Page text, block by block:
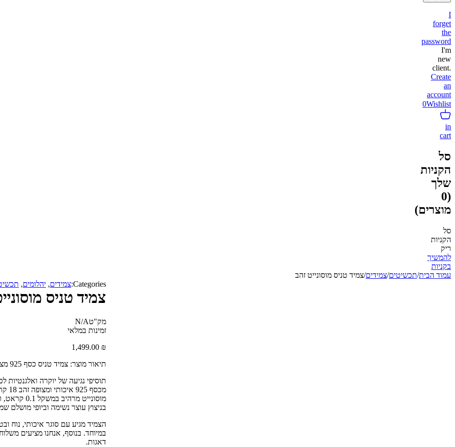
I
forget
the
password
I'm
new
client.
Create
an
account
0Wishlist
in
cart
סל
הקניות
שלך
(0
מוצרים)
סל
הקניות
ריק
להמשיך
בקניות
עמוד הבית/תכשיטים/צמידים/צמיד טניס מוסונייט זהב
Categories: צמידים, יהלומים,
צמיד טניס
מק"טN/A
זמינות במלאי
1,499.00 ₪
תיאור מוצר: צמיד טניס כסף 925 מצופה זהב 18 קראט עם שיבוץ יהלומי מוסונייט ברוחב 3 מ”מ – 5 קראט
תוסיפי נגיעה של יוקרה
בניצוץ עוצר נשימה וביופי מושלם
הצמיד מגיע עם סוגר איכותי, נוח
במיוחד. בנוסף, אנחנו מציעים
דאגות.